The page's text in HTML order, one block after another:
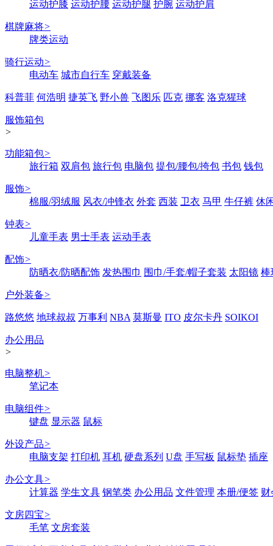
运动护膝 运动护腰 运动护腿 护腕 运动护肩
棋牌麻将>
牌类运动
骑行运动>
电动车 城市自行车 穿戴装备
科普菲 何浩明 捷英飞 野小兽 飞图乐 匹克 挪客 洛克猩球
服饰箱包
>
功能箱包>
旅行箱 双肩包 旅行包 电脑包 提包/腰包/挎包 书包 钱包
服饰>
棉服/羽绒服 风衣/冲锋衣 外套 西装 卫衣 马甲 牛仔裤 休
钟表>
儿童手表 男士手表 运动手表
配饰>
防晒衣/防晒配饰 发热围巾 围巾/手套/帽子套装 太阳镜 棒
户外装备>
路悠悠 地球叔叔 万事利 NBA 莫斯曼 ITO 皮尔卡丹 SOIKOI
办公用品
>
电脑整机>
笔记本
电脑组件>
键盘 显示器 鼠标
外设产品>
电脑支架 打印机 耳机 硬盘系列 U盘 手写板 鼠标垫 插座
办公文具>
计算器 学生文具 钢笔类 办公用品 文件管理 本册/便签 财
文房四宝>
毛笔 文房套装